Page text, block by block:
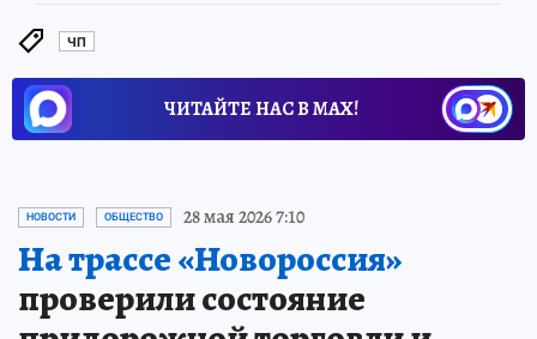
ЧП
ЧИТАЙТЕ НАС В МАХ!
НОВОСТИ ОБЩЕСТВО 28 мая 2026 7:10
На трассе «Новороссия»
проверили состояние